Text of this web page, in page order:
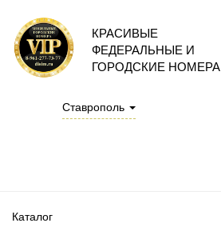
КРАСИВЫЕ
ФЕДЕРАЛЬНЫЕ И
ГОРОДСКИЕ НОМЕРА
Ставрополь
Каталог